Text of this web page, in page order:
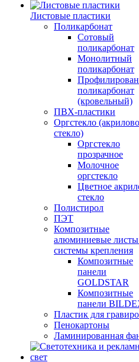
Листовые пластики
Поликарбонат
Сотовый
поликарбонат
Монолитный
поликарбонат
поликарбонат
(кровельный)
ПВХ-пластики
Оргстекло
стекло)
Оргстекло
прозрачное
Молочное
оргстекло
Цветное
стекло
Полистирол
ПЭТ
Композитные
алюминиевые
системы крепления
Композитные
панели
GOLDSTAR
Композитные
панели
Пластик для
Пенокартоны
Ламинированная